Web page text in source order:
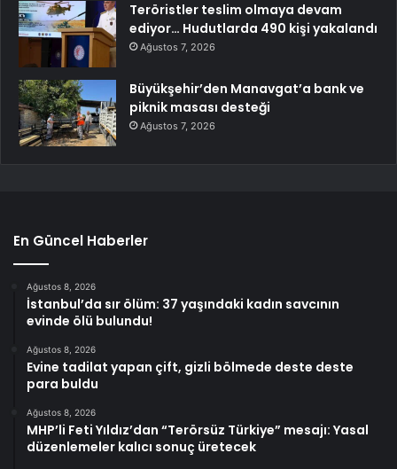
Teröristler teslim olmaya devam
ediyor… Hudutlarda 490 kişi yakalandı
Ağustos 7, 2026
Büyükşehir’den Manavgat’a bank ve
piknik masası desteği
Ağustos 7, 2026
En Güncel Haberler
Ağustos 8, 2026
İstanbul’da sır ölüm: 37 yaşındaki kadın savcının
evinde ölü bulundu!
Ağustos 8, 2026
Evine tadilat yapan çift, gizli bölmede deste deste
para buldu
Ağustos 8, 2026
MHP’li Feti Yıldız’dan “Terörsüz Türkiye” mesajı: Yasal
düzenlemeler kalıcı sonuç üretecek